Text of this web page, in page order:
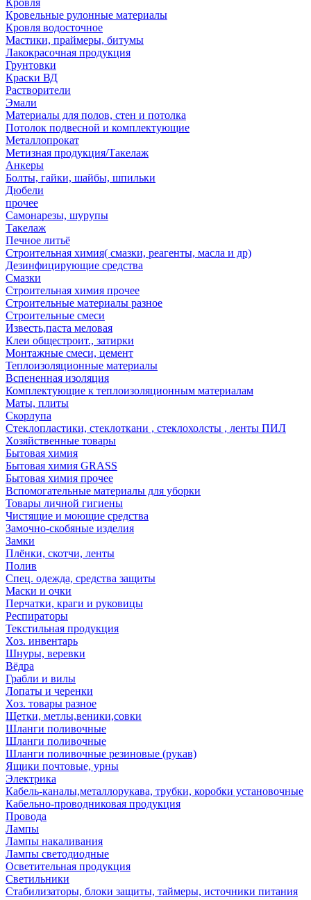
Кровля
Кровельные рулонные материалы
Кровля водосточное
Мастики, праймеры, битумы
Лакокрасочная продукция
Грунтовки
Краски ВД
Растворители
Эмали
Материалы для полов, стен и потолка
Потолок подвесной и комплектующие
Металлопрокат
Метизная продукция/Такелаж
Анкеры
Болты, гайки, шайбы, шпильки
Дюбели
прочее
Самонарезы, шурупы
Такелаж
Печное литьё
Строительная химия( смазки, реагенты, масла и др)
Дезинфицирующие средства
Смазки
Строительная химия прочее
Строительные материалы разное
Строительные смеси
Известь,паста меловая
Клеи общестроит., затирки
Монтажные смеси, цемент
Теплоизоляционные материалы
Вспененная изоляция
Комплектующие к теплоизоляционным материалам
Маты, плиты
Скорлупа
Стеклопластики, стеклоткани , стеклохолсты , ленты ПИЛ
Хозяйственные товары
Бытовая химия
Бытовая химия GRASS
Бытовая химия прочее
Вспомогательные материалы для уборки
Товары личной гигиены
Чистящие и моющие средства
Замочно-скобяные изделия
Замки
Плёнки, скотчи, ленты
Полив
Спец. одежда, средства защиты
Маски и очки
Перчатки, краги и руковицы
Респираторы
Текстильная продукция
Хоз. инвентарь
Шнуры, веревки
Вёдра
Грабли и вилы
Лопаты и черенки
Хоз. товары разное
Щетки, метлы,веники,совки
Шланги поливочные
Шланги поливочные
Шланги поливочные резиновые (рукав)
Ящики почтовые, урны
Электрика
Кабель-каналы,металлорукава, трубки, коробки установочные
Кабельно-проводниковая продукция
Провода
Лампы
Лампы накаливания
Лампы светодиодные
Осветительная продукция
Светильники
Стабилизаторы, блоки защиты, таймеры, источники питания